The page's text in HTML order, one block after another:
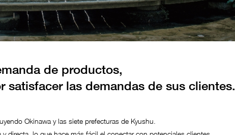
de productos,
satisfacer las demandas de sus clientes.
Okinawa y las siete prefecturas de Kyushu.